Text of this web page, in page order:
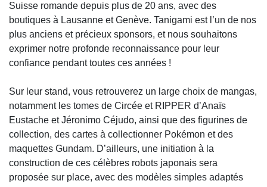
Suisse romande depuis plus de 20 ans, avec des
boutiques à Lausanne et Genève. Tanigami est l’un de nos
plus anciens et précieux sponsors, et nous souhaitons
exprimer notre profonde reconnaissance pour leur
confiance pendant toutes ces années !
Sur leur stand, vous retrouverez un large choix de mangas,
notamment les tomes de Circée et RIPPER d’Anaïs
Eustache et Jéronimo Céjudo, ainsi que des figurines de
collection, des cartes à collectionner Pokémon et des
maquettes Gundam. D’ailleurs, une initiation à la
construction de ces célèbres robots japonais sera
proposée sur place, avec des modèles simples adaptés